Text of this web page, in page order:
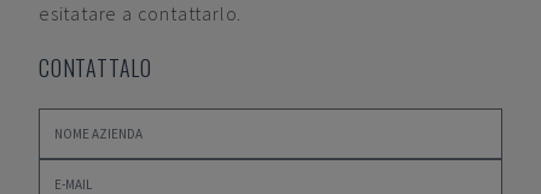
esitatare a contattarlo.
CONTATTALO